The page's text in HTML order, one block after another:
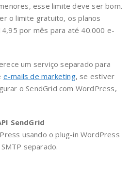
esse limite deve ser bom.
o limite gratuito, os planos
por mês para até 40.000 e-
um serviço separado para
e-mails de marketing, se estiver
o SendGrid com WordPress,
SendGrid
usando o plug-in WordPress
separado.